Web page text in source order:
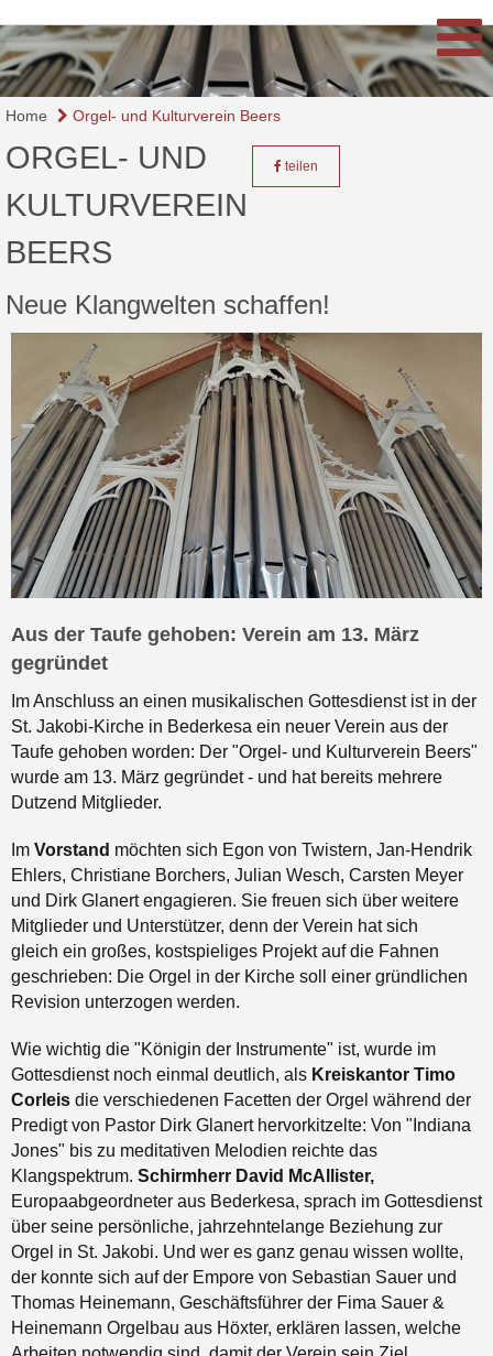
Home Orgel- und Kulturverein Beers
ORGEL- UND
KULTURVEREIN
BEERS
teilen
Neue Klangwelten schaffen!
Aus der Taufe gehoben: Verein am 13. März
gegründet
Im Anschluss an einen musikalischen Gottesdienst ist in der
St. Jakobi-Kirche in Bederkesa ein neuer Verein aus der
Taufe gehoben worden: Der "Orgel- und Kulturverein Beers"
wurde am 13. März gegründet - und hat bereits mehrere
Dutzend Mitglieder.
Im Vorstand möchten sich Egon von Twistern, Jan-Hendrik
Ehlers, Christiane Borchers, Julian Wesch, Carsten Meyer
und Dirk Glanert engagieren. Sie freuen sich über weitere
Mitglieder und Unterstützer, denn der Verein hat sich
gleich ein großes, kostspieliges Projekt auf die Fahnen
geschrieben: Die Orgel in der Kirche soll einer gründlichen
Revision unterzogen werden.
Wie wichtig die "Königin der Instrumente" ist, wurde im
Gottesdienst noch einmal deutlich, als Kreiskantor Timo
Corleis die verschiedenen Facetten der Orgel während der
Predigt von Pastor Dirk Glanert hervorkitzelte: Von "Indiana
Jones" bis zu meditativen Melodien reichte das
Klangspektrum. Schirmherr David McAllister,
Europaabgeordneter aus Bederkesa, sprach im Gottesdienst
über seine persönliche, jahrzehntelange Beziehung zur
Orgel in St. Jakobi. Und wer es ganz genau wissen wollte,
der konnte sich auf der Empore von Sebastian Sauer und
Thomas Heinemann, Geschäftsführer der Fima Sauer &
Heinemann Orgelbau aus Höxter, erklären lassen, welche